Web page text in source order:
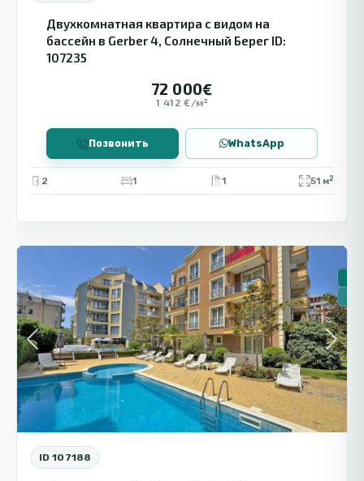
Двухкомнатная квартира с видом на
бассейн в Gerber 4, Солнечный Берег ID:
107235
72 000€
1 412 €/м²
Позвонить WhatsApp
2 1 1 51 м2
Previous Next
ID 107188